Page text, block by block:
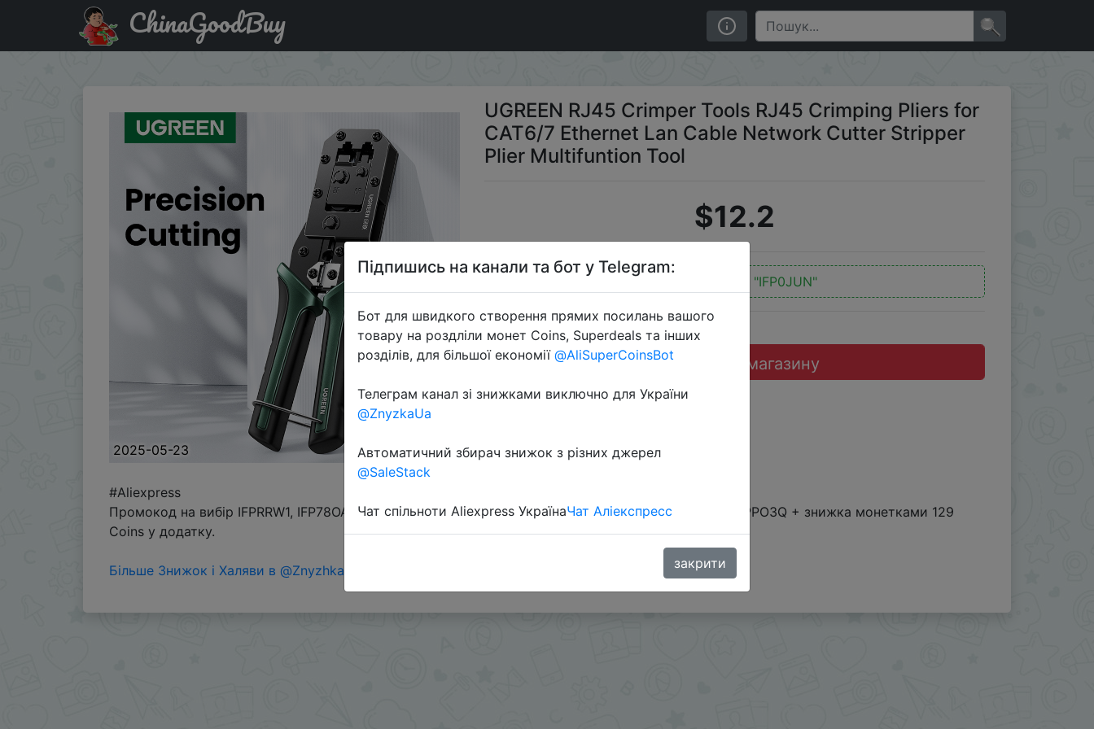
Паридбати з промокодом IFP0JUN UGREEN RJ45 Crimper Tools RJ45 Crimping Pliers for CAT6/7 Ethernet Lan Cable Network Cutter Stripper Plier Multifuntion Tool
ChinaGoodBuy
2025-05-23
UGREEN RJ45 Crimper Tools RJ45 Crimping Pliers for
CAT6/7 Ethernet Lan Cable Network Cutter Stripper
Plier Multifuntion Tool
$12.2
"IFP0JUN"
Перейти до магазину
#Aliexpress
Промокод на вибір IFPRRW1, IFP78OA, IFPSC6T, IFPWJOW, IFP0JUN, IFPFNMU, IFPUQPZ, IFPWJOW, IFPPO3Q + знижка монетками 129
Coins у додатку.
Більше Знижок і Халяви в @ZnyzhkaUA
Підпишись на канали та бот у Telegram:
Бот для швидкого створення прямих посилань вашого
товару на роздліли монет Coins, Superdeals та інших
розділів, для більшої економії @AliSuperCoinsBot
Телеграм канал зі знижками виключно для України
@ZnyzkaUa
Автоматичний збирач знижок з різних джерел
@SaleStack
Чат спільноти Aliexpress УкраїнаЧат Аліекспресс
закрити